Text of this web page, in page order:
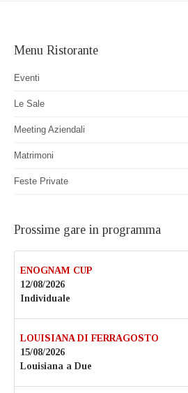
Menu Ristorante
Eventi
Le Sale
Meeting Aziendali
Matrimoni
Feste Private
Prossime gare in programma
ENOGNAM CUP
12/08/2026
Individuale
LOUISIANA DI FERRAGOSTO
15/08/2026
Louisiana a Due